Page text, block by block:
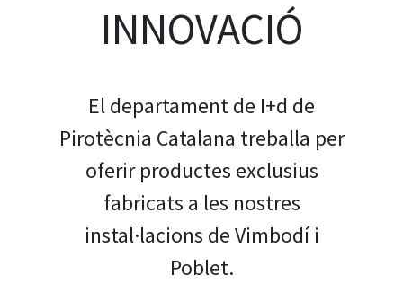
INNOVACIÓ
El departament de I+d de
Pirotècnia Catalana treballa per
oferir productes exclusius
fabricats a les nostres
instal·lacions de Vimbodí i
Poblet.